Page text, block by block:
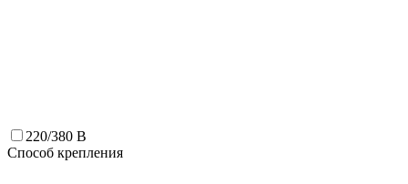
220/380 В
Способ крепления